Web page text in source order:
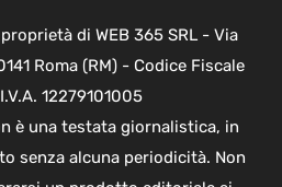
di WEB 365 SRL - Via
Roma (RM) - Codice Fiscale
12279101005
è una testata giornalistica, in
senza alcuna periodicità. Non